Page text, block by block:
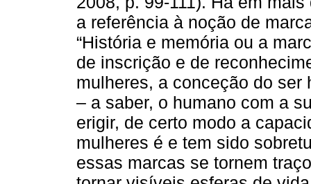
a referência à noção de
“História e memória ou a
de inscrição e de
mulheres, a conceção do
– a saber, o humano com a
erigir, de certo modo a
mulheres é e tem sido
essas marcas se tornem